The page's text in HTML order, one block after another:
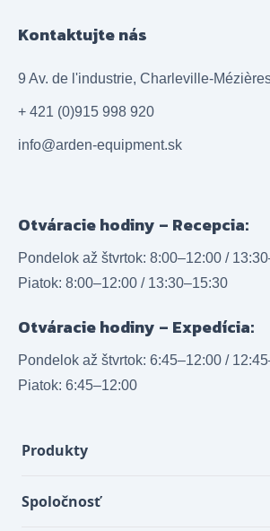
Kontaktujte nás
9 Av. de l'industrie, Charleville-
+ 421 (0)915 998 920
info@arden-equipment.sk
Otváracie hodiny – Recepcia:
Pondelok až štvrtok: 8:00–12:00 /
Piatok: 8:00–12:00 / 13:30–15:30
Otváracie hodiny – Expedícia:
Pondelok až štvrtok: 6:45–12:00 /
Piatok: 6:45–12:00
Produkty
Spoločnosť